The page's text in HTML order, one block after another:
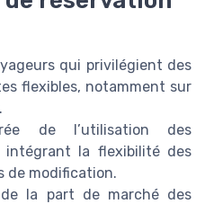
qui privilégient des
flexibles, notamment sur
de l’utilisation des
intégrant la flexibilité des
de modification.
de la part de marché des